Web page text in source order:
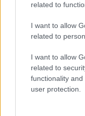
related to
I want to allow
related to
I want to allow
related to
functionality
user protection.